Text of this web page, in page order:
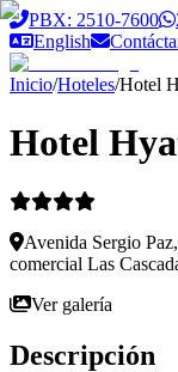
Saltar al contenido
PBX: 2510-7600
English
Inicio/Hoteles/Hotel
Hotel
Avenida Sergio
comercial Las
Ver galería
Descripción